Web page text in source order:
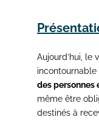
Aujourd’hui, le
des personnes
même être
destinés à